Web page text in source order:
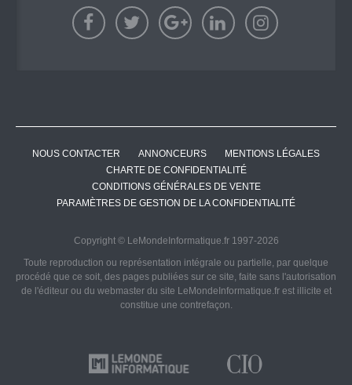
NOUS CONTACTER ANNONCEURS
MENTIONS LÉGALES
CHARTE DE CONFIDENTIALITÉ
CONDITIONS GÉNÉRALES DE VENTE
PARAMÈTRES DE GESTION DE LA CONFIDENTIALITÉ
Copyright © LeMondeInformatique.fr 1997-2026
Toute reproduction ou représentation intégrale ou partielle, par quelque
procédé que ce soit, des pages publiées sur ce site, faite sans l'autorisation
de l'éditeur ou du webmaster du site LeMondeInformatique.fr est illicite et
constitue une contrefaçon.